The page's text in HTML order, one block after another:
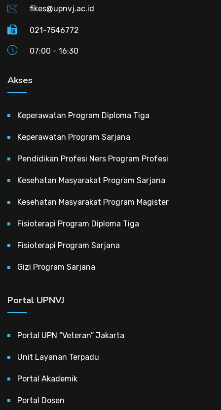
fikes@upnvj.ac.id
021-7546772
07:00 - 16:30
Akses
Keperawatan Program Diploma Tiga
Keperawatan Program Sarjana
Pendidikan Profesi Ners Program Profesi
Kesehatan Masyarakat Program Sarjana
Kesehatan Masyarakat Program Magister
Fisioterapi Program Diploma Tiga
Fisioterapi Program Sarjana
Gizi Program Sarjana
Portal UPNVJ
Portal UPN “Veteran” Jakarta
Unit Layanan Terpadu
Portal Akademik
Portal Dosen